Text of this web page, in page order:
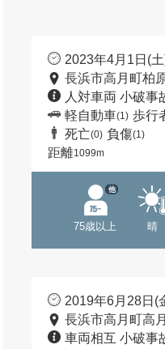
2023年4月1日(
長浜市高月町柏
人対車両 小破事
軽自動車(1) 歩行
死亡(0) 負傷(1)
距離1099m
75歳以上
他
晴
2019年6月28日(
長浜市高月町高
車両相互 小破事